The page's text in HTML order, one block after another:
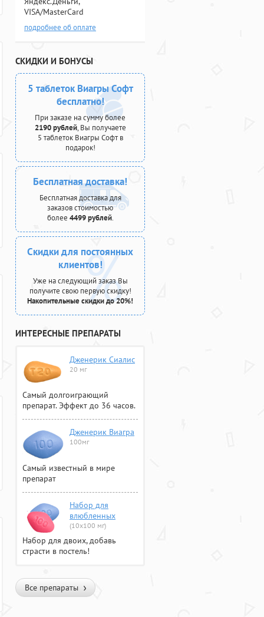
VISA/MasterCard
подробнее об оплате
СКИДКИ И БОНУСЫ
5 таблеток Виагры Софт
бесплатно!
При заказе на сумму более
2190 рублей, Вы получаете
5 таблеток Виагры Софт в
подарок!
Бесплатная доставка!
Бесплатная доставка для
заказов стоимостью
более 4499 рублей.
Скидки для постоянных
клиентов!
Уже на следующий заказ Вы
получите свою первую скидку!
Накопительные скидки до 20%!
ИНТЕРЕСНЫЕ ПРЕПАРАТЫ
Дженерик Сиалис
20 мг
Самый долгоиграющий
препарат. Эффект до 36 часов.
Дженерик Виагра
100мг
Самый известный в мире
препарат
Набор для
влюбленных
(10х100 мг)
Набор для двоих, добавь
страсти в постель!
Все препараты